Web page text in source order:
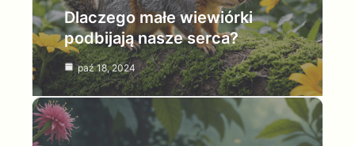
Dlaczego małe wiewiórki
podbijają nasze serca?
paź 18, 2024